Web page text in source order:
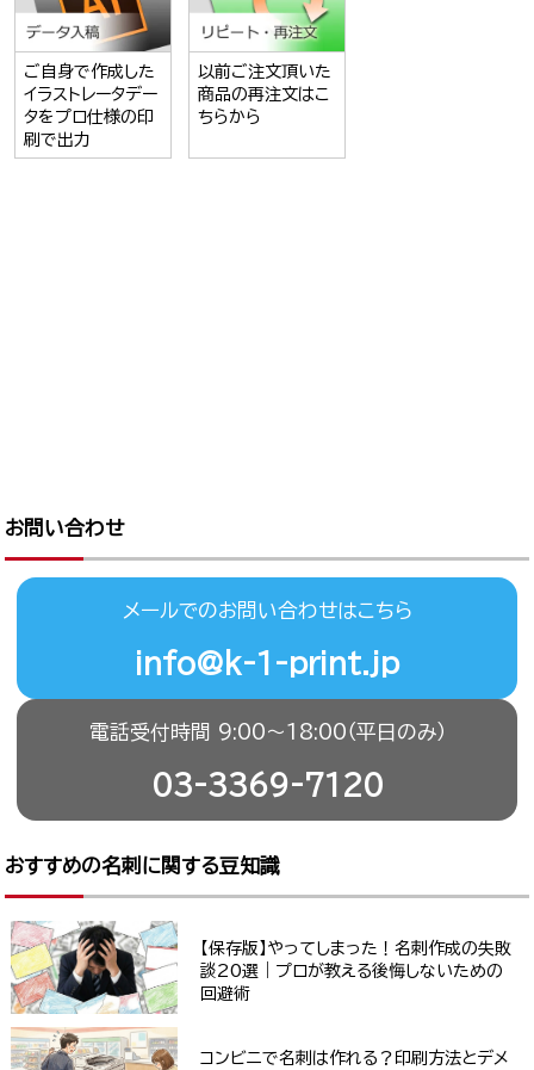
ご自身で作成した
イラストレータデー
タをプロ仕様の印
刷で出力
以前ご注文頂いた
商品の再注文はこ
ちらから
お問い合わせ
メールでのお問い合わせはこちら
info@k-1-print.jp
電話受付時間 9:00〜18:00（平日のみ）
03-3369-7120
おすすめの名刺に関する豆知識
【保存版】やってしまった！名刺作成の失敗
談20選｜プロが教える後悔しないための
回避術
コンビニで名刺は作れる？印刷方法とデメ